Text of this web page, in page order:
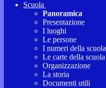
Scuola
Panoramica
Presentazione
I luoghi
Le persone
I numeri della scuola
Le carte della scuola
Organizzazione
La storia
Documenti utili